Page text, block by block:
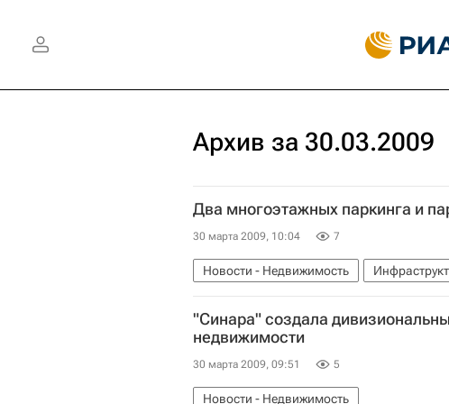
Архив за 30.03.2009
Два многоэтажных паркинга и
30 марта 2009, 10:04 7
Новости - Недвижимость
"Синара" создала
недвижимости
30 марта 2009, 09:51 5
Новости - Недвижимость